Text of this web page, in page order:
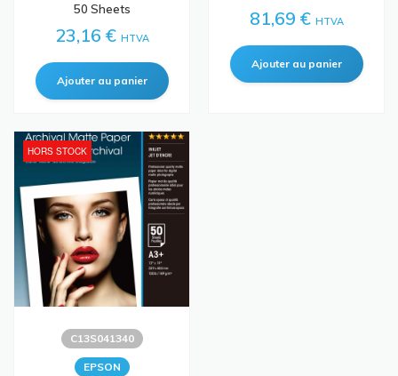
50 Sheets
23,16 € HTVA
81,69 € HTVA
HORS STOCK
C13S041340
EPSON